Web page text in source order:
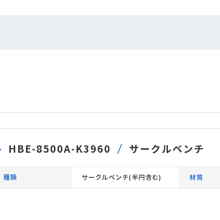
HBE-8500A-K3960 サークルベンチ
種類 サークルベンチ(半円含む) 材質